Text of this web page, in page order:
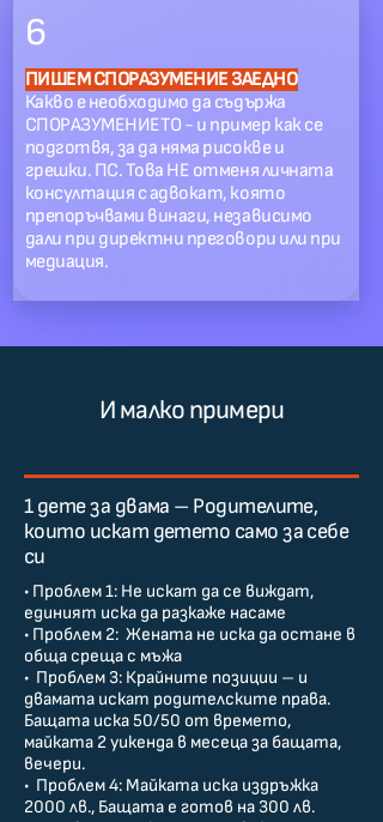
6
ПИШЕМ СПОРАЗУМЕНИЕ ЗАЕДНО
Какво е необходимо да съдържа
СПОРАЗУМЕНИЕТО - и пример как се
подготвя, за да няма рисокве и
грешки. ПС. Това НЕ отменя личната
консултация с адвокат, която
препоръчвами винаги, независимо
дали при директни преговори или при
медиация.
И малко примери
1 дете за двама – Родителите,
които искат детето само за себе
си
• Проблем 1: Не искат да се виждат,
единият иска да разкаже насаме
• Проблем 2: Жената не иска да остане в
обща среща с мъжа
• Проблем 3: Крайните позиции – и
двамата искат родителските права.
Бащата иска 50/50 от времето,
майката 2 уикенда в месеца за бащата,
вечери.
• Проблем 4: Майката иска издръжка
2000 лв., Бащата е готов на 300 лв.